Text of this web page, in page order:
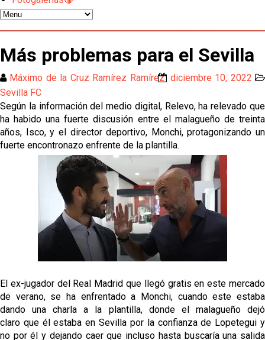
Los contratiempos para García Plaza por la mala
gestión de un inválido Consejo
El Sevilla C se queda en Tercera Federación
Atlético y Getafe agitan el mercado de LaLiga
Luis García Plaza: No sufrir ya es un paso adelante
El Sevilla FC plantea ampliar hasta cinco fichajes
más antes del cierre
Djibril Sow pone rumbo a Italia para firmar su nuevo
contrato con el Genoa
Kochorashvili, seria opción para reforzar el centro
del campo sevillista
Oso es el siguiente en la lista para salir
Más problemas para el Sevilla
Máximo de la Cruz Ramírez Ramírez diciembre 10, 2022
Sevilla FC
Según la información del medio digital, Relevo, ha relevado que
ha habido una fuerte discusión entre el malagueño de treinta
años, Isco, y el director deportivo, Monchi, protagonizando un
fuerte encontronazo enfrente de la plantilla.
El ex-jugador del Real Madrid que llegó gratis en este mercado
de verano, se ha enfrentado a Monchi, cuando este estaba
dando una charla a la plantilla, donde el malagueño dejó
claro que él estaba en Sevilla por la confianza de Lopetegui y
no por él y dejando caer que incluso hasta buscaría una salida